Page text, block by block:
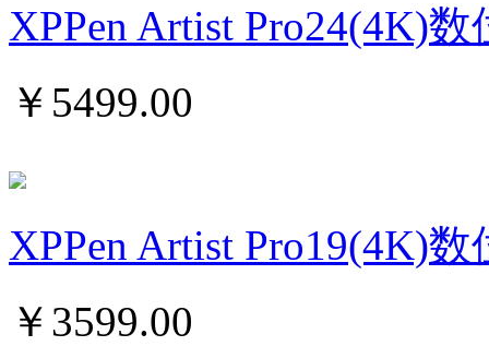
XPPen Artist Pro24(4K)
￥ 5499.00
XPPen Artist Pro19(4K)
￥ 3599.00